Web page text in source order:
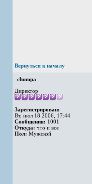
Вернуться к началу
chumpa
Директор
Зарегистрирован:
Вт, июл 18 2006, 17:44
Сообщения: 1001
Откуда: что и все
Пол: Мужской